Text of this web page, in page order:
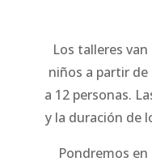
Los talleres
niños a partir de
a 12 personas.
y la duración de
Pondremos